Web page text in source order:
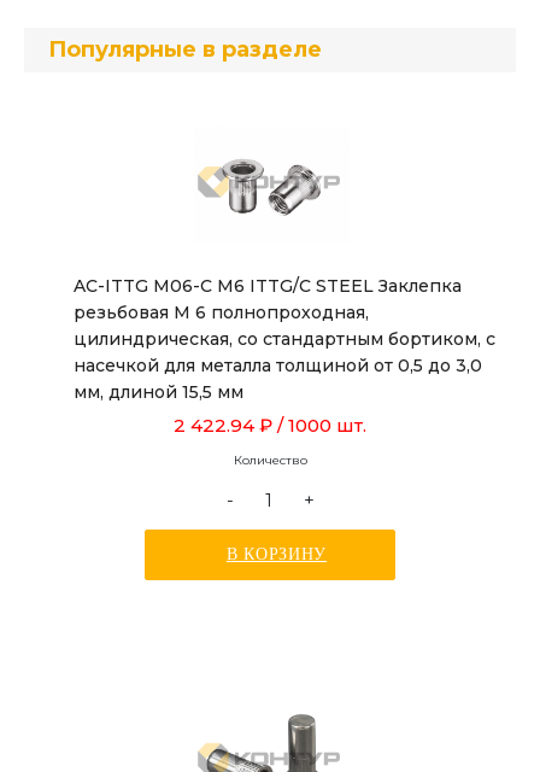
Популярные в разделе
AC-ITTG M06-C M6 ITTG/C STEEL Заклепка
резьбовая М 6 полнопроходная,
цилиндрическая, со стандартным бортиком, с
насечкой для металла толщиной от 0,5 до 3,0
мм, длиной 15,5 мм
2 422.94 ₽ / 1000 шт.
Количество
- +
В КОРЗИНУ